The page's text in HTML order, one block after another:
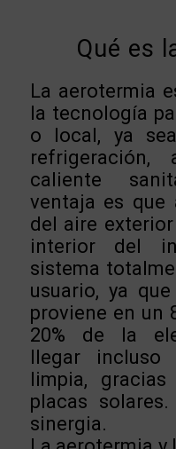
Qué es
La aerotermia
la tecnología
o local, ya
caliente
ventaja es que
del aire
interior del
sistema
usuario, ya
proviene en un
20% de la
llegar incluso
limpia,
placas
sinergia.